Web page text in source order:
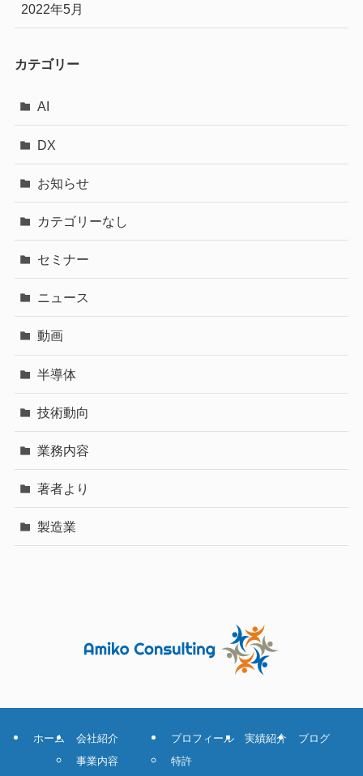
2022年5月
カテゴリー
AI
DX
お知らせ
カテゴリーなし
セミナー
ニュース
動画
半導体
技術動向
業務内容
著者より
製造業
ホーム
会社紹介
事業内容
プロフィール
特許
実績紹介 ブログ